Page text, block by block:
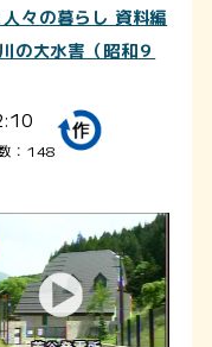
々の暮らし 資料編
の大水害（昭和９
：148